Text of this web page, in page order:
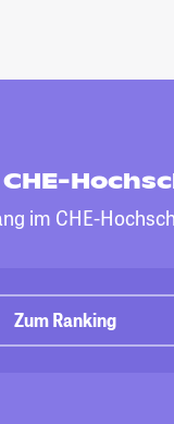
im CHE-
Zum Ranking